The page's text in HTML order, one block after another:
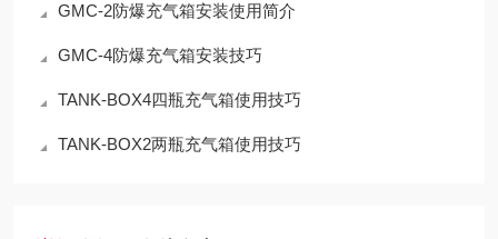
GMC-2防爆充气箱安装使用简介
GMC-4防爆充气箱安装技巧
TANK-BOX4四瓶充气箱使用技巧
TANK-BOX2两瓶充气箱使用技巧